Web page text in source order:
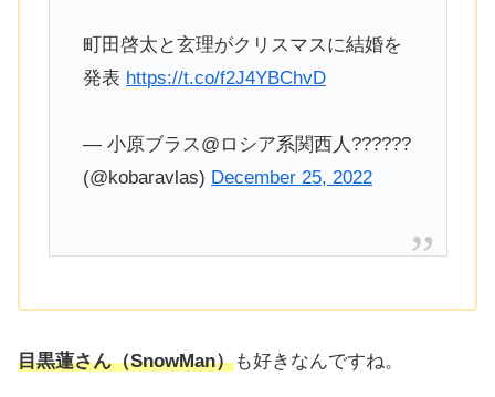
町田啓太と玄理がクリスマスに結婚を
発表 https://t.co/f2J4YBChvD
— 小原ブラス@ロシア系関西人??????
(@kobaravlas) December 25, 2022
目黒蓮さん（SnowMan）も好きなんですね。